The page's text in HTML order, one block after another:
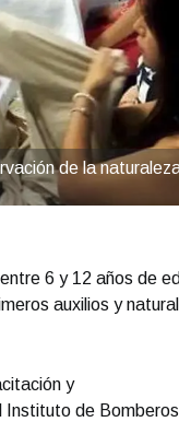
de la
6 y 12 años de
auxilios y
y
Instituto de